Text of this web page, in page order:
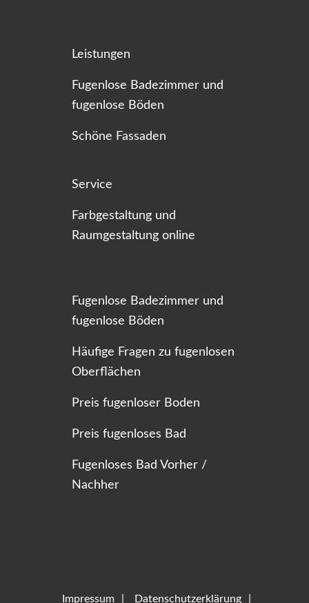
Leistungen
Fugenlose Badezimmer und
fugenlose Böden
Schöne Fassaden
Service
Farbgestaltung und
Raumgestaltung online
Fugenlose Badezimmer und
fugenlose Böden
Häufige Fragen zu fugenlosen
Oberflächen
Preis fugenloser Boden
Preis fugenloses Bad
Fugenloses Bad Vorher /
Nachher
Impressum Datenschutzerklärung